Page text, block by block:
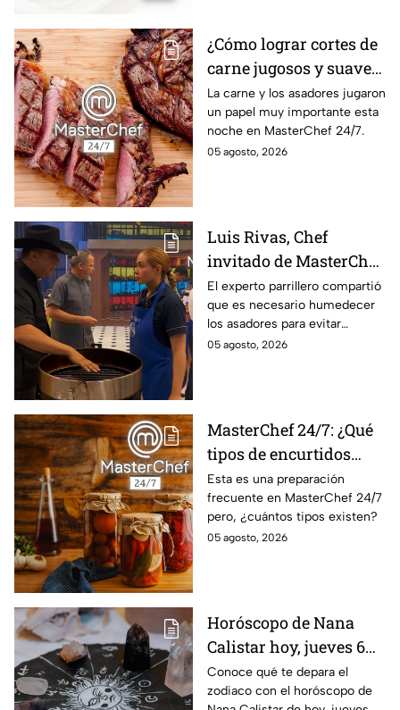
¿Cómo lograr cortes de
carne jugosos y suaves
al estilo MasterChef
24/7?
La carne y los asadores jugaron
un papel muy importante esta
noche en MasterChef 24/7.
05 agosto, 2026
Luis Rivas, Chef
invitado de MasterChef
24/7 destaca la
importancia del agua
para la preparación de
cualquier asado
El experto parrillero compartió
que es necesario humedecer
los asadores para evitar
accidentes
05 agosto, 2026
MasterChef 24/7: ¿Qué
tipos de encurtidos
hay?
Esta es una preparación
frecuente en MasterChef 24/7
pero, ¿cuántos tipos existen?
05 agosto, 2026
Horóscopo de Nana
Calistar hoy, jueves 6
de agosto: a estos
signos se les abren las
Conoce qué te depara el
zodiaco con el horóscopo de